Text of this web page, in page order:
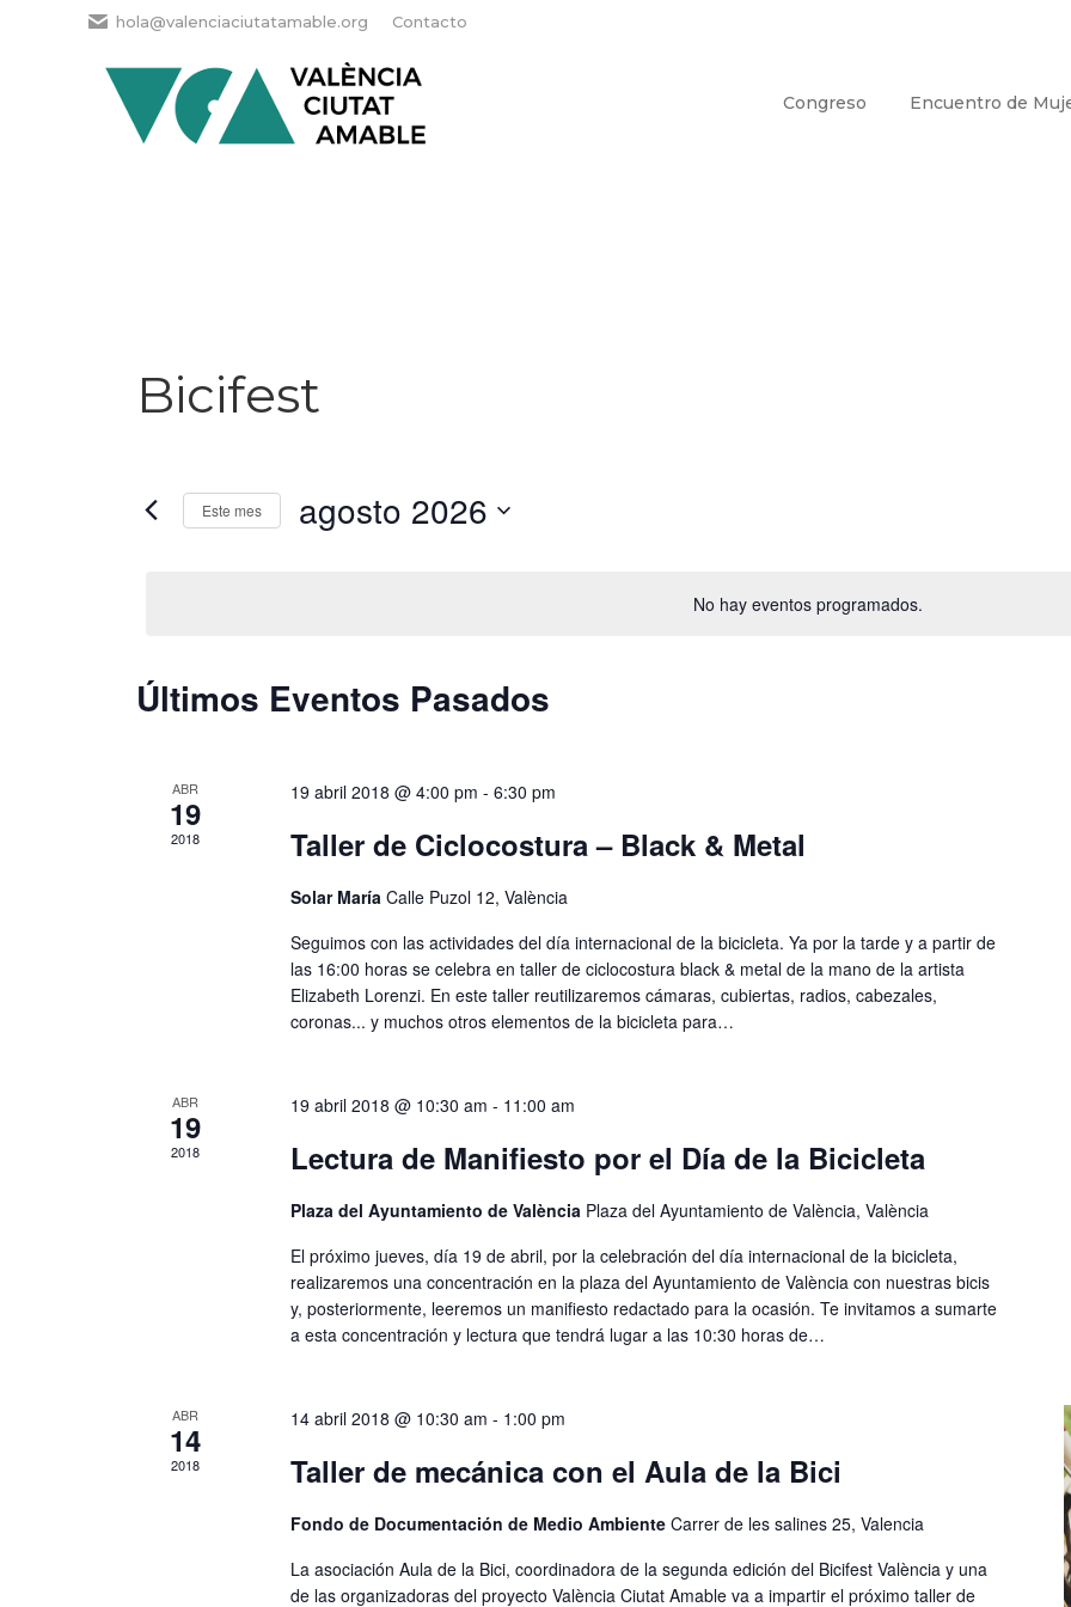
hola@valenciaciutatamable.org Contacto
Congreso Encuentro de
Bicifest
No hay eventos programados.
Este mes agosto 2026
Calendario
Eventos
Últimos Eventos Pasados
ABR
19
2018
19 abril 2018 @ 4:00 pm -6:30 pm
Taller de Ciclocostura – Black & Metal
Solar MaríaCalle Puzol 12, València
Seguimos con las actividades del día internacional de la bicicleta. Ya por la tarde y a partir de
las 16:00 horas se celebra en taller de ciclocostura black & metal de la mano de la artista
Elizabeth Lorenzi. En este taller reutilizaremos cámaras, cubiertas, radios, cabezales,
coronas... y muchos otros elementos de la bicicleta para…
ABR
19
2018
19 abril 2018 @ 10:30 am - 11:00 am
Lectura de Manifiesto por el Día de la Bicicleta
Plaza del Ayuntamiento de València Plaza del Ayuntamiento de València, València
El próximo jueves, día 19 de abril, por la celebración del día internacional de la bicicleta,
realizaremos una concentración en la plaza del Ayuntamiento de València con nuestras bicis
y, posteriormente, leeremos un manifiesto redactado para la ocasión. Te invitamos a sumarte
a esta concentración y lectura que tendrá lugar a las 10:30 horas de…
ABR
14
2018
14 abril 2018 @ 10:30 am - 1:00 pm
Taller de mecánica con el Aula de la Bici
Fondo de Documentación de Medio AmbienteCarrer de les salines 25, Valencia
La asociación Aula de la Bici, coordinadora de la segunda edición del Bicifest València y una
de las organizadoras del proyecto València Ciutat Amable va a impartir el próximo taller de